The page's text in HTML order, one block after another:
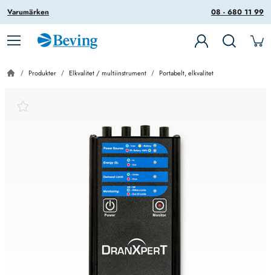
08 - 680 11 99
Varumärken
Produkter Elkvalitet / multiinstrument Portabelt, elkvalitet